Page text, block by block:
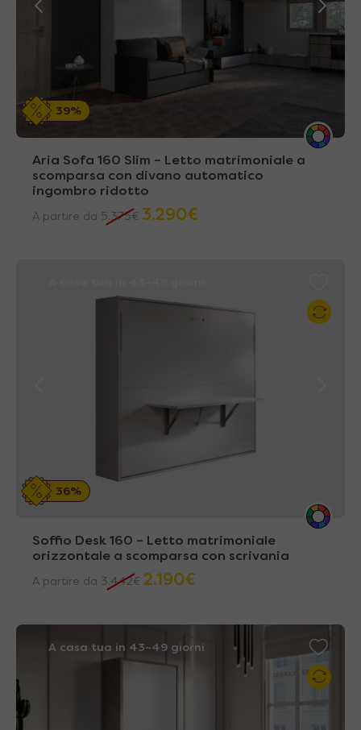
39%
Aria Sofa 160 Slim – Letto matrimoniale a
scomparsa con divano automatico
ingombro ridotto
A partire da 5.375€ 3.290€
36%
Soffio Desk 160 – Letto matrimoniale
orizzontale a scomparsa con scrivania
A partire da 3.442€ 2.190€
A casa tua in 43~49 giorni